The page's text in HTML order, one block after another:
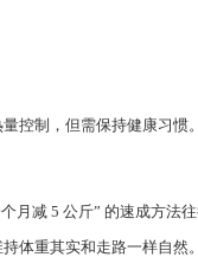
控制，但需保持健康习
月减 5 公斤” 的速成方
体重其实和走路一样自然